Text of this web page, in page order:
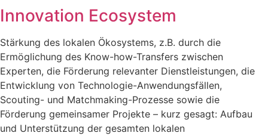
Innovation Ecosystem
Stärkung des lokalen Ökosystems, z.B. durch die
Ermöglichung des Know-how-Transfers zwischen
Experten, die Förderung relevanter Dienstleistungen, die
Entwicklung von Technologie-Anwendungsfällen,
Scouting- und Matchmaking-Prozesse sowie die
Förderung gemeinsamer Projekte – kurz gesagt: Aufbau
und Unterstützung der gesamten lokalen